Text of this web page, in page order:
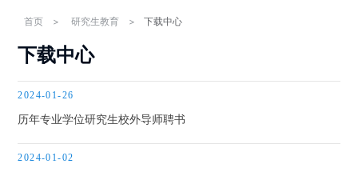
研究生招生
研究生培养
课题需求
办事程序
首页 > 研究生教育 > 下载中心
下载中心
2024-01-26
历年专业学位研究生校外导师聘书
2024-01-02